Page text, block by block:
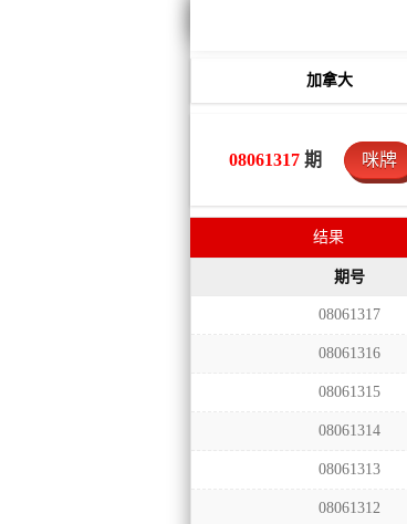
加拿大
08061317 期 咪牌
结果
期号
08061317
08061316
08061315
08061314
08061313
08061312